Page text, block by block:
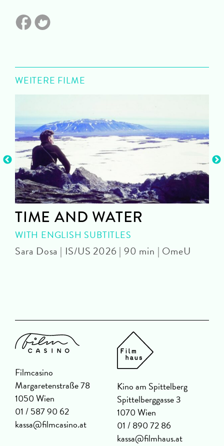
WEITERE FILME
TIME AND WATER
WITH ENGLISH SUBTITLES
Sara Dosa | IS/US 2026 | 90 min | OmeU
Filmcasino
Margaretenstraße 78
1050 Wien
01 / 587 90 62
kassa@filmcasino.at
Kino am Spittelberg
Spittelberggasse 3
1070 Wien
01 / 890 72 86
kassa@filmhaus.at